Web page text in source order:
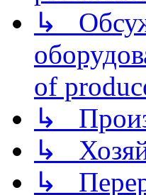
↳
of
↳
↳
↳